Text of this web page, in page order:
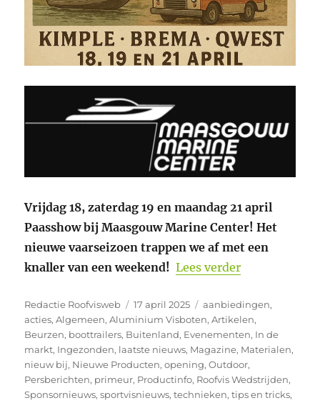
Vrijdag 18, zaterdag 19 en maandag 21 april
Paasshow bij Maasgouw Marine Center! Het
nieuwe vaarseizoen trappen we af met een
knaller van een weekend! Lees verder“Paasshow
Auteur
Redactie Roofvisweb
Geplaatst
op
17 april 2025 Categorieën
aanbiedingen,
acties,Algemeen,Aluminium Visboten,Artikelen,
Beurzen, boottrailers, Buitenland, Evenementen, In de
markt, Ingezonden, laatste nieuws, Magazine, Materialen,
nieuw bij, Nieuwe Producten,opening,Outdoor,
Persberichten, primeur, Productinfo, Roofvis Wedstrijden,
Sponsornieuws,sportvisnieuws,technieken,tips en tricks,